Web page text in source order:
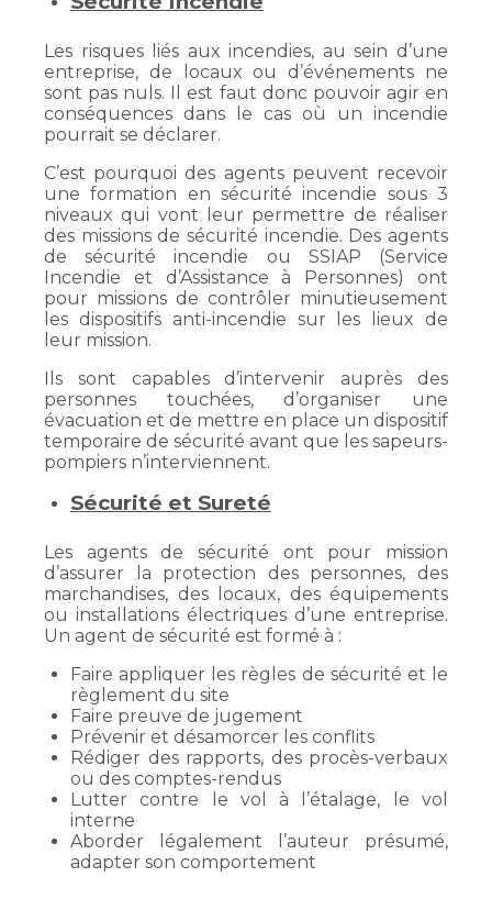
Les risques liés aux incendies, au sein d’une
entreprise, de locaux ou d’événements ne
sont pas nuls. Il est faut donc pouvoir agir en
conséquences dans le cas où un incendie
pourrait se déclarer.
C’est pourquoi des agents peuvent recevoir
une formation en sécurité incendie sous 3
niveaux qui vont leur permettre de réaliser
des missions de sécurité incendie. Des agents
de sécurité incendie ou SSIAP (Service
Incendie et d’Assistance à Personnes) ont
pour missions de contrôler minutieusement
les dispositifs anti-incendie sur les lieux de
leur mission.
Ils sont capables d’intervenir auprès des
personnes touchées, d’organiser une
évacuation et de mettre en place un dispositif
temporaire de sécurité avant que les sapeurs-
pompiers n’interviennent.
Sécurité et Sureté
Les agents de sécurité ont pour mission
d’assurer la protection des personnes, des
marchandises, des locaux, des équipements
ou installations électriques d’une entreprise.
Un agent de sécurité est formé à :
Faire appliquer les règles de sécurité et le
règlement du site
Faire preuve de jugement
Prévenir et désamorcer les conflits
Rédiger des rapports, des procès-verbaux
ou des comptes-rendus
Lutter contre le vol à l’étalage, le vol
interne
Aborder légalement l’auteur présumé,
adapter son comportement